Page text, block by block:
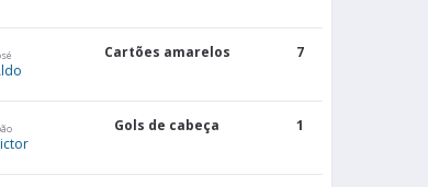
Cartões amarelos 7
Gols de cabeça 1